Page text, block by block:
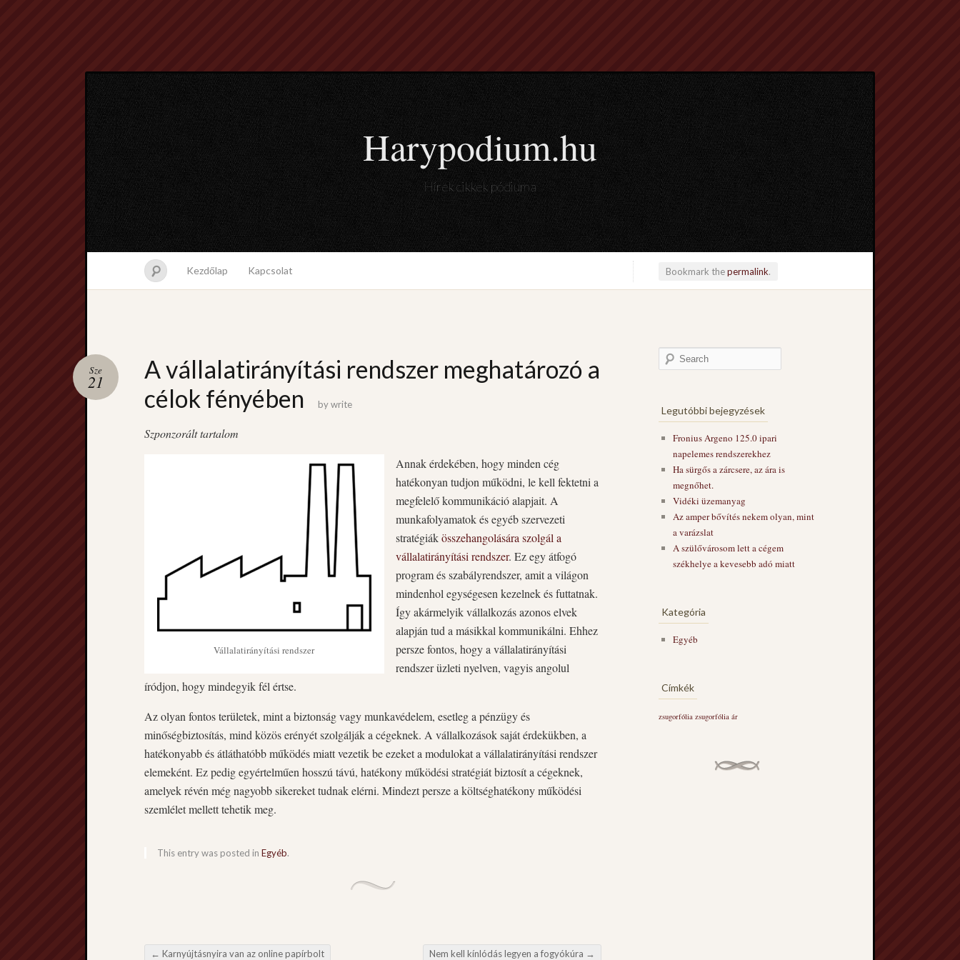
Harypodium.hu
Hírek cikkek pódiuma
Kezdőlap Kapcsolat Bookmark thepermalink.
A vállalatirányítási rendszer meghatározó a
célok fényében
Sze
21
bywrite
Szponzorált tartalom
Vállalatirányítási rendszer
Annak érdekében, hogy minden cég
hatékonyan tudjon működni, le kell fektetni a
megfelelő kommunikáció alapjait. A
munkafolyamatok és egyéb szervezeti
stratégiákösszehangolására szolgál a
vállalatirányítási rendszer. Ez egy átfogó
program és szabályrendszer, amit a világon
mindenhol egységesen kezelnek és futtatnak.
Így akármelyik vállalkozás azonos elvek
alapján tud a másikkal kommunikálni. Ehhez
persze fontos, hogy a vállalatirányítási
rendszer üzleti nyelven, vagyis angolul
íródjon, hogy mindegyik fél értse.
Az olyan fontos területek, mint a biztonság vagy munkavédelem, esetleg a pénzügy és
minőségbiztosítás, mind közös erényét szolgálják a cégeknek. A vállalkozások saját érdekükben, a
hatékonyabb és átláthatóbb működés miatt vezetik be ezeket a modulokat a vállalatirányítási rendszer
elemeként. Ez pedig egyértelműen hosszú távú, hatékony működési stratégiát biztosít a cégeknek,
amelyek révén még nagyobb sikereket tudnak elérni. Mindezt persze a költséghatékony működési
szemlélet mellett tehetik meg.
This entry was posted in Egyéb.
← Karnyújtásnyira van az online papírbolt Nem kell kínlódás legyen a fogyókúra →
Legutóbbi bejegyzések
Fronius Argeno 125.0 ipari
napelemes rendszerekhez
Ha sürgős a zárcsere, az ára is
megnőhet.
Vidéki üzemanyag
Az amper bővítés nekem olyan, mint
a varázslat
A szülővárosom lett a cégem
székhelye a kevesebb adó miatt
Kategória
Egyéb
Címkék
zsugorfólia zsugorfólia ár